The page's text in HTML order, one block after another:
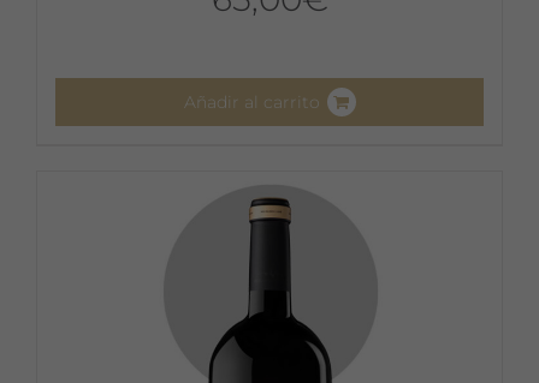
Añadir al carrito